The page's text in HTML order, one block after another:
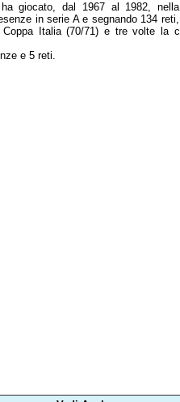
giocato, dal 1967 al 1982, nella
in serie A e segnando 134 reti,
Italia (70/71) e tre volte la
e 5 reti.